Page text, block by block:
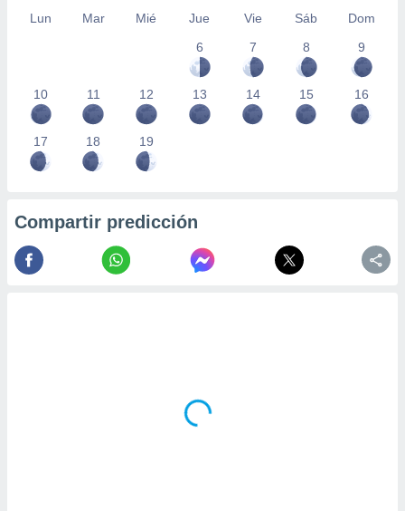
Lun Mar Mié Jue Vie Sáb
Dom
6
7 8 9
10 11 12 13 14 15 16
17 18 19
Compartir predicción